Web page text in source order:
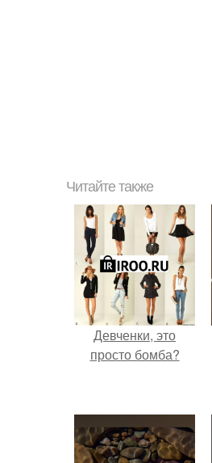
Читайте также
Девченки, это
просто бомба?